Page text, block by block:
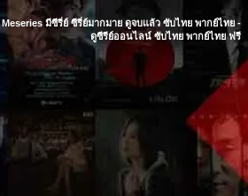
Meseries มีซีรี่ย์ ซีรี่ย์มากมาย ดูจบแล้ว ซับไทย พากย์ไทย -
ดูซีรีย์ออนไลน์ ซับไทย พากย์ไทย ฟรี